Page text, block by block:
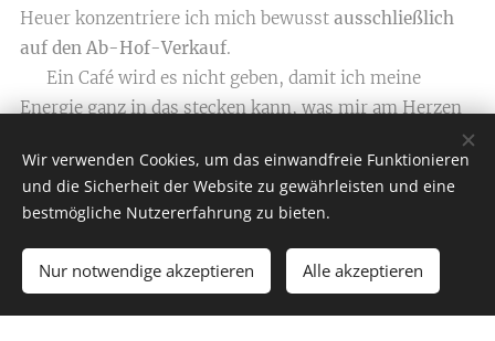
Heuer konzentriere ich mich bewusst ausschließlich
auf den Ab-Hof-Verkauf.
Ein Café wird es nicht geben, damit ich meine
Energie ganz in das stecken kann, was mir am Herzen
echter Handarbeit - und die Ausbildung meines neuen
Konditor-Lehrlings.
Der Ab-Hof-Verkauf bleibt wie gewohntohne
Reservierungmöglich.
Außerhalb der Öffnungszeiten sindBestellungen nach
Wir verwenden Cookies, um das einwandfreie Funktionieren
und die Sicherheit der Website zu gewährleisten und eine
bestmögliche Nutzererfahrung zu bieten.
Nur notwendige akzeptieren Alle akzeptieren